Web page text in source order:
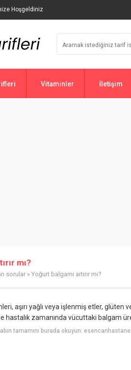
Hoşgeldiniz
Vitaminler İletişim
mı?
sorular » Yoğurt balgamı artırır mı?
aşırı yağlı veya işlenmiş etler,
hastalık zamanında vücuttaki balgam
tamamını burada okuyun: